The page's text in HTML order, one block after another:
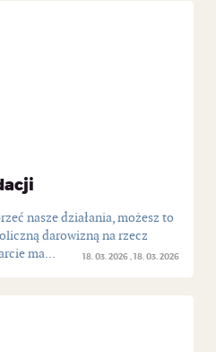
18. 03. 2026 18. 03. 2026
nasze działania, możesz to
darowizną na rzecz
ma...